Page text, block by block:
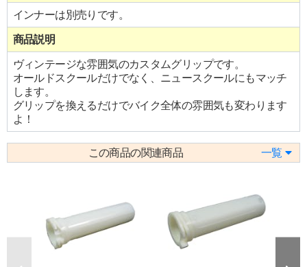
インナーは別売りです。
商品説明
ヴィンテージな雰囲気のカスタムグリップです。
オールドスクールだけでなく、ニュースクールにもマッチ
します。
グリップを換えるだけでバイク全体の雰囲気も変わります
よ！
この商品の関連商品 一覧